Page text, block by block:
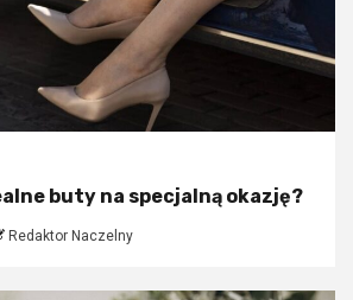
buty na specjalną okazję?
Redaktor Naczelny